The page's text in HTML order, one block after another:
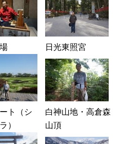
日光東照宮
ト（シ
）
白神山地・高倉森
山頂